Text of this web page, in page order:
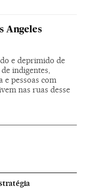
Angeles
e deprimido de
indigentes,
e pessoas com
nas ruas desse